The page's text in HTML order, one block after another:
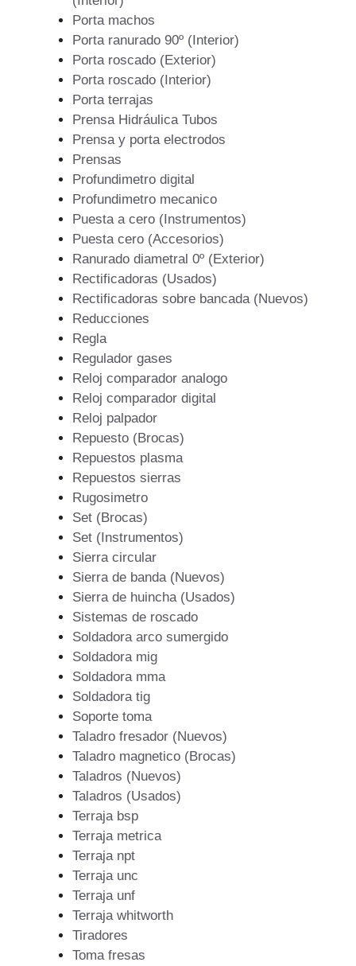
Porta machos
Porta ranurado 90º (Interior)
Porta roscado (Exterior)
Porta roscado (Interior)
Porta terrajas
Prensa Hidráulica Tubos
Prensa y porta electrodos
Prensas
Profundimetro digital
Profundimetro mecanico
Puesta a cero (Instrumentos)
Puesta cero (Accesorios)
Ranurado diametral 0º (Exterior)
Rectificadoras (Usados)
Rectificadoras sobre bancada (Nuevos)
Reducciones
Regla
Regulador gases
Reloj comparador analogo
Reloj comparador digital
Reloj palpador
Repuesto (Brocas)
Repuestos plasma
Repuestos sierras
Rugosimetro
Set (Brocas)
Set (Instrumentos)
Sierra circular
Sierra de banda (Nuevos)
Sierra de huincha (Usados)
Sistemas de roscado
Soldadora arco sumergido
Soldadora mig
Soldadora mma
Soldadora tig
Soporte toma
Taladro fresador (Nuevos)
Taladro magnetico (Brocas)
Taladros (Nuevos)
Taladros (Usados)
Terraja bsp
Terraja metrica
Terraja npt
Terraja unc
Terraja unf
Terraja whitworth
Tiradores
Toma fresas